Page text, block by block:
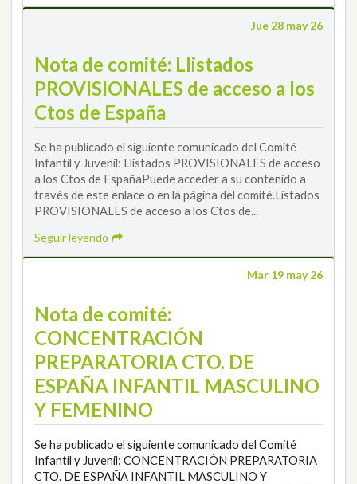
Jue 28 may 26
Nota de comité: Llistados
PROVISIONALES de acceso a los
Ctos de España
Se ha publicado el siguiente comunicado del Comité
Infantil y Juvenil: Llistados PROVISIONALES de acceso
a los Ctos de EspañaPuede acceder a su contenido a
través de este enlace o en la página del comité.Listados
PROVISIONALES de acceso a los Ctos de...
Seguir leyendo
Mar 19 may 26
Nota de comité:
CONCENTRACIÓN
PREPARATORIA CTO. DE
ESPAÑA INFANTIL MASCULINO
Y FEMENINO
Se ha publicado el siguiente comunicado del Comité
Infantil y Juvenil: CONCENTRACIÓN PREPARATORIA
CTO. DE ESPAÑA INFANTIL MASCULINO Y